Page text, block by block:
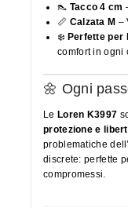
👠 Tacco 4 cm
📏 Calzata M –
❄️ Perfette per
comfort in ogni
🌼 Ogni
Le Loren K3997
protezione e
problematiche
discrete: perfette
compromessi.